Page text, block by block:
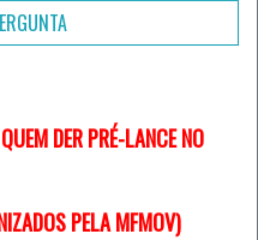
DER PRÉ-LANCE NO
PELA MFMOV)